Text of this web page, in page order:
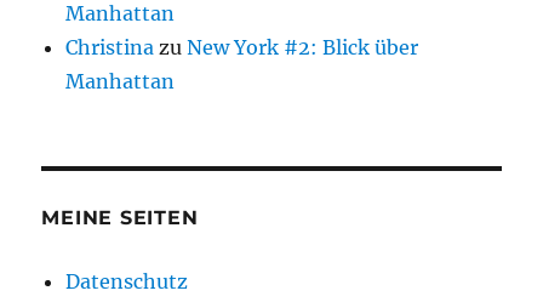
Manhattan
Christina zuNew York #2: Blick über
Manhattan
MEINE SEITEN
Datenschutz